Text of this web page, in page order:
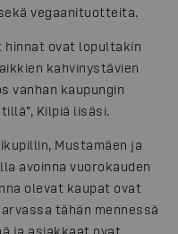
vegaanituotteita.
hinnat ovat lopultakin
kahvinystävien
vanhan kaupungin
Kilpiä lisäsi.
Mustamäen ja
avoinna vuorokauden
olevat kaupat ovat
tähän mennessä